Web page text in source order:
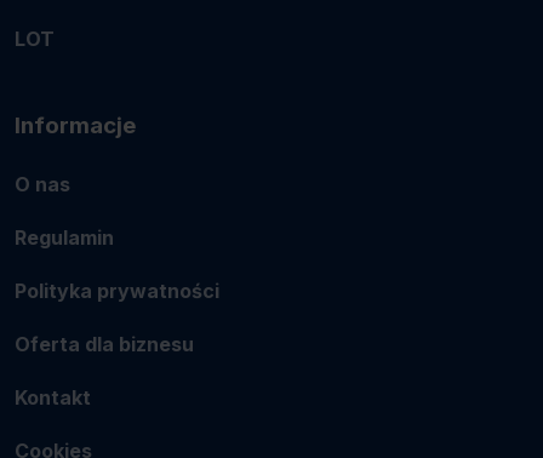
LOT
Informacje
O nas
Regulamin
Polityka prywatności
Oferta dla biznesu
Kontakt
Cookies